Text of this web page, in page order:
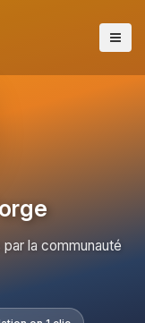
la communauté